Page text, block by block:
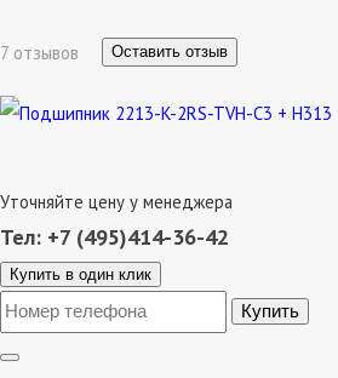
7 отзывов Оставить отзыв
Уточняйте цену у менеджера
Тел: +7 (495)414-36-42
Купить в один клик